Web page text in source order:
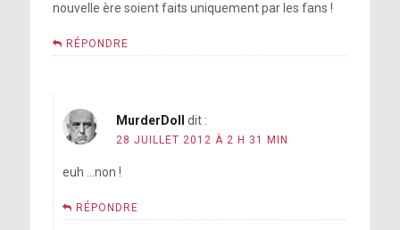
nouvelle ère soient faits uniquement par les fans !
RÉPONDRE
MurderDoll dit :
28 JUILLET 2012 À 2 H 31 MIN
euh …non !
RÉPONDRE